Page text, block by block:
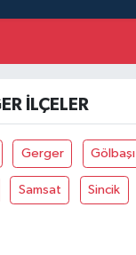
İLÇELER
Gerger Gölbaşı
Samsat Sincik